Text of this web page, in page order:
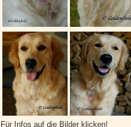
Für Infos auf die Bilder klicken!